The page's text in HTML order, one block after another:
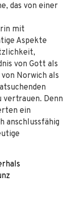
das von einer
mit
Aspekte
von Gott als
Norwich als
Denn
ein
anschlussfähig